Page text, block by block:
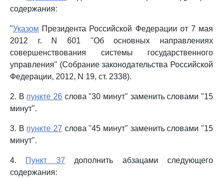
содержания:
"Указом Президента Российской Федерации от 7 мая
2012 г. N 601 "Об основных направлениях
совершенствования системы государственного
управления" (Собрание законодательства Российской
Федерации, 2012, N 19, ст. 2338).
2. В пункте 26 слова "30 минут" заменить словами "15
минут".
3. В пункте 27 слова "45 минут" заменить словами "15
минут".
4. Пункт 37 дополнить абзацами следующего
содержания: